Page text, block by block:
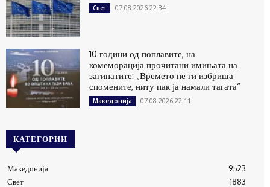
Свет 07.08.2026 22:34
10 години од поплавите, на
комеморација прочитани имињата на
загинатите: „Времето не ги избриша
спомените, ниту пак ја намали тагата“
Македонија 07.08.2026 22:11
КАТЕГОРИИ
Македонија
9523
Свет
1883